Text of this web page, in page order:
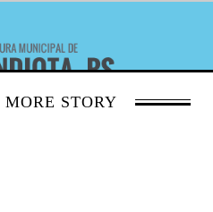
MORE STORY